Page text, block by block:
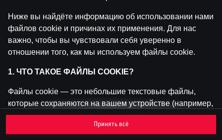
Ниже вы найдёте информацию об использовании нами
файлов cookie и причинах их применения. Для нас
важно, чтобы вы чувствовали себя уверенно в
отношении того, как мы используем файлы cookie.
1. ЧТО ТАКОЕ ФАЙЛЫ COOKIE?
Файлы cookie — это небольшие текстовые файлы,
которые сохраняются на вашем устройстве (например,
на компьютере, мобильном телефоне или планшете)
при посещении наших веб-сайтов. Размещение
Принять всё